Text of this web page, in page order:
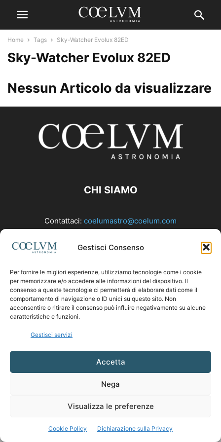
Gestisci Consenso
Per fornire le migliori esperienze, utilizziamo tecnologie come i cookie
per memorizzare e/o accedere alle informazioni del dispositivo. Il
consenso a queste tecnologie ci permetterà di elaborare dati come il
comportamento di navigazione o ID unici su questo sito. Non
acconsentire o ritirare il consenso può influire negativamente su alcune
caratteristiche e funzioni.
Gestisci servizi
Accetta
Nega
Visualizza le preferenze
Cookie Policy Dichiarazione sulla Privacy
Home Tags Sky-Watcher Evolux 82ED
Sky-Watcher Evolux 82ED
Nessun Articolo da visualizzare
CHI SIAMO
Contattaci: coelumastro@coelum.com
SEGUICI